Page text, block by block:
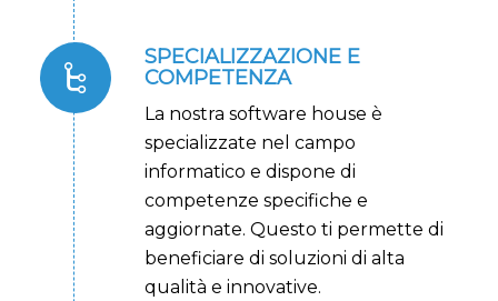
SPECIALIZZAZIONE E
COMPETENZA
La nostra software house è
specializzate nel campo
informatico e dispone di
competenze specifiche e
aggiornate. Questo ti permette di
beneficiare di soluzioni di alta
qualità e innovative.